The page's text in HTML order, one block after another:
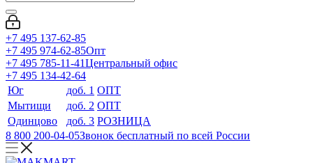
+7 495 137-62-85
+7 495 974-62-85Опт
+7 495 785-11-41Центральный офис
+7 495 134-42-64
Юг
доб. 1 ОПТ
Мытищи
доб. 2 ОПТ
Одинцово
доб. 3 РОЗНИЦА
8 800 200-04-05Звонок бесплатный по всей России